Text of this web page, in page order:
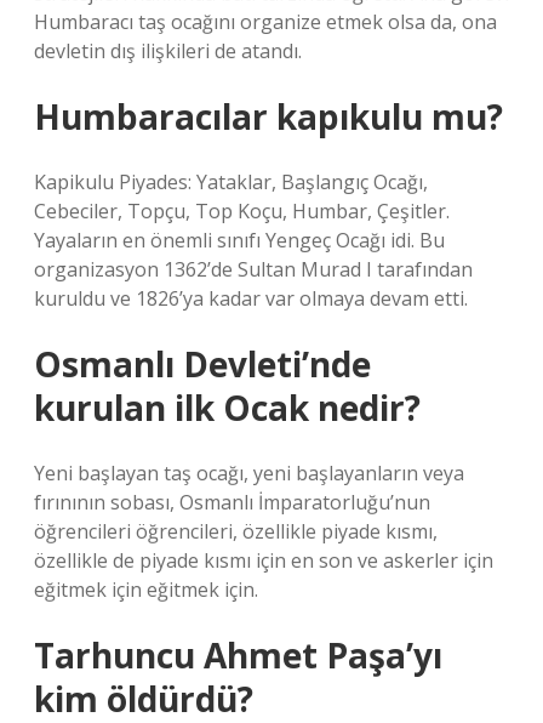
Humbaracı taş ocağını organize etmek olsa da, ona
devletin dış ilişkileri de atandı.
Humbaracılar kapıkulu mu?
Kapikulu Piyades: Yataklar, Başlangıç ​​Ocağı,
Cebeciler, Topçu, Top Koçu, Humbar, Çeşitler.
Yayaların en önemli sınıfı Yengeç Ocağı idi. Bu
organizasyon 1362’de Sultan Murad I tarafından
kuruldu ve 1826’ya kadar var olmaya devam etti.
Osmanlı Devleti’nde
kurulan ilk Ocak nedir?
Yeni başlayan taş ocağı, yeni başlayanların veya
fırınının sobası, Osmanlı İmparatorluğu’nun
öğrencileri öğrencileri, özellikle piyade kısmı,
özellikle de piyade kısmı için en son ve askerler için
eğitmek için eğitmek için.
Tarhuncu Ahmet Paşa’yı
kim öldürdü?